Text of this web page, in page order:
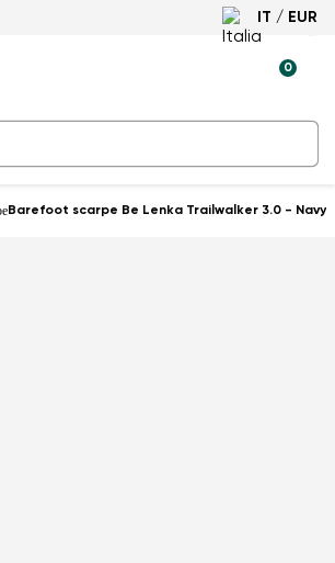
IT / EUR
0
Barefoot scarpe Be Lenka Trailwalker 3.0 - Navy